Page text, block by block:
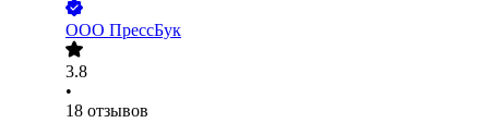
ООО ПрессБук
3.8
•
18 отзывов